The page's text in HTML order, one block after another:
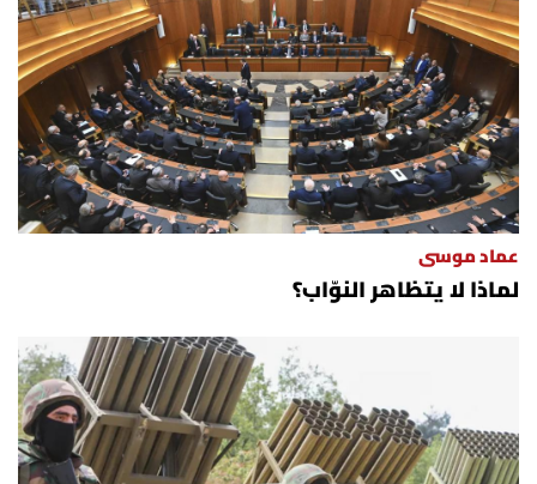
الرياضة
منوّعات
حظّك اليوم
للتاريخ
فيديو
للتواصل معنا
عماد موسى
لماذا لا يتظاهر النوّاب؟